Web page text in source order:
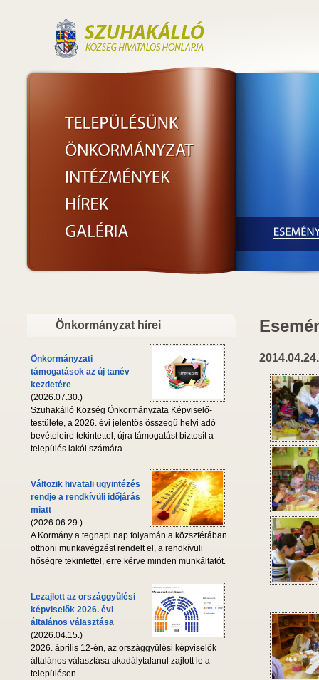
Önkormányzat hírei
Önkormányzati
támogatások az új tanév
kezdetére
(2026.07.30.)
Szuhakálló Község Önkormányzata Képviselő-
testülete, a 2026. évi jelentős összegű helyi adó
bevételeire tekintettel, újra támogatást biztosít a
település lakói számára.
Változik hivatali ügyintézés
rendje a rendkívüli időjárás
miatt
(2026.06.29.)
A Kormány a tegnapi nap folyamán a közszférában
otthoni munkavégzést rendelt el, a rendkívüli
hőségre tekintettel, erre kérve minden munkáltatót.
Lezajlott az országgyűlési
képviselők 2026. évi
általános választása
(2026.04.15.)
2026. április 12-én, az országgyűlési képviselők
általános választása akadálytalanul zajlott le a
településen.
2014.04.24.